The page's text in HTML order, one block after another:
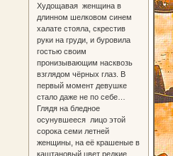
Худощавая женщина в
длинном шелковом синем
халате стояла, скрестив
руки на груди, и буровила
гостью своим
пронизывающим насквозь
взглядом чёрных глаз. В
первый момент девушке
стало даже не по себе…
Глядя на бледное
осунувшееся лицо этой
сорока семи летней
женщины, на её крашеные в
каштановый цвет редкие